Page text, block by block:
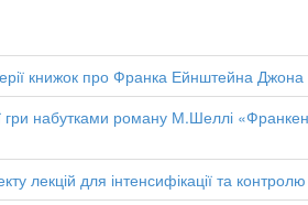
книжок про Франка Ейнштейна
гри набутками роману М.Шеллі
лекцій для інтенсифікації та